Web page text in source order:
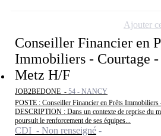
Conseiller Financier en
Immobiliers - Courtage
Metz H/F
JOB2BEDONE - 54 - NANCY
POSTE : Conseiller Financier en Prêts
DESCRIPTION : Dans un contexte de reprise du
poursuit le renforcement de ses équipes...
CDI - Non renseigné
Ajouter